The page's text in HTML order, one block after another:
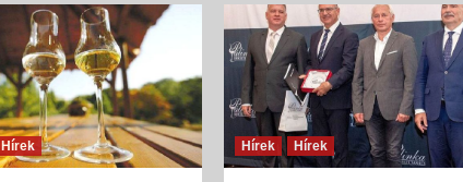
Hírek Hírek Hírek